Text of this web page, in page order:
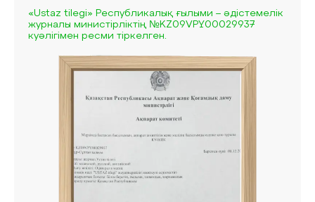
«Ustaz tilegi» Республикалық ғылыми – әдістемелік
журналы министірліктің №KZ09VPY00029937
куәлігімен ресми тіркелген.